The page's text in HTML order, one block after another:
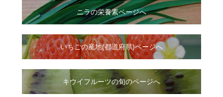
ニラの栄養素ページへ
いちごの産地(都道府県)ページへ
キウイフルーツの旬のページへ